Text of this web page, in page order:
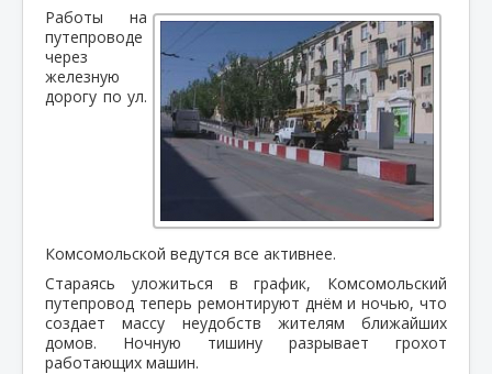
Работы на
путепроводе
через
железную
дорогу по ул.
Комсомольской ведутся все активнее.
Стараясь уложиться в график, Комсомольский
путепровод теперь ремонтируют днём и ночью, что
создает массу неудобств жителям ближайших
домов. Ночную тишину разрывает грохот
работающих машин.